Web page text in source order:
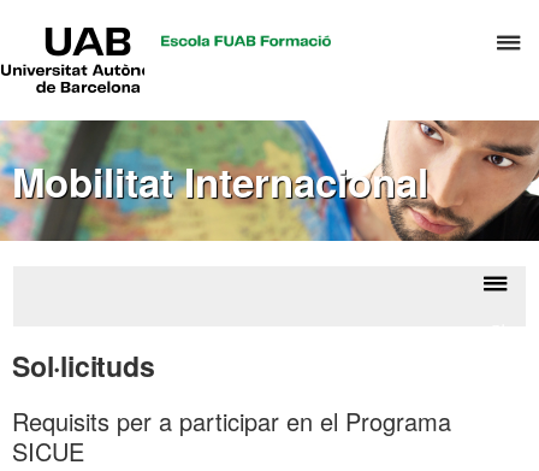
el
Universitat
Barcelona
Mobilitat Internacional
Sol·licituds
Requisits per a participar en el Programa
SICUE